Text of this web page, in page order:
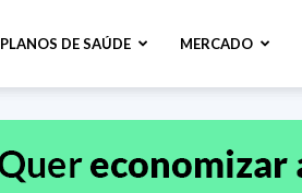
PLANOS DE SAÚDE MERCADO